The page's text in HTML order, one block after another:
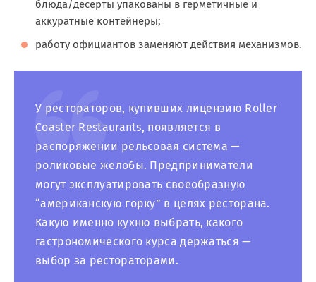
блюда/десерты упакованы в герметичные и
аккуратные контейнеры;
работу официантов заменяют действия механизмов.
У рестораторов, купивших лицензию Roller
Coaster Restaurants, появляется в
распоряжении рельсовая система —
роликовые желобы. Предприниматели
могут эксплуатировать своеобразную
“американскую горку” в целях ресторана.
Какую именно кухню выбрать, какого
гастрономического курса держаться —
выбор за рестораторами.